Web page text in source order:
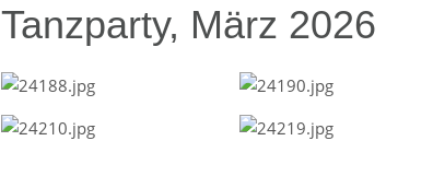
Tanzparty, März 2026